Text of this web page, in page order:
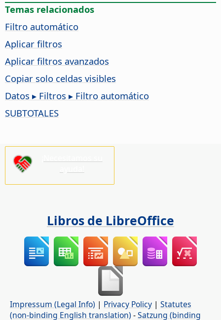
Temas relacionados
Filtro automático
Aplicar filtros
Aplicar filtros avanzados
Copiar solo celdas visibles
Datos ▸ Filtros ▸ Filtro automático
SUBTOTALES
Libros de LibreOffice
Impressum (Legal Info) | Privacy Policy | Statutes
(non-binding English translation) -Satzung (binding